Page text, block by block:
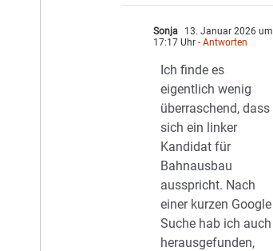
Sonja
13. Januar 2026 um
17:17 Uhr - Antworten
Ich finde es
eigentlich wenig
überraschend, dass
sich ein linker
Kandidat für
Bahnausbau
ausspricht. Nach
einer kurzen Google
Suche hab ich auch
herausgefunden,